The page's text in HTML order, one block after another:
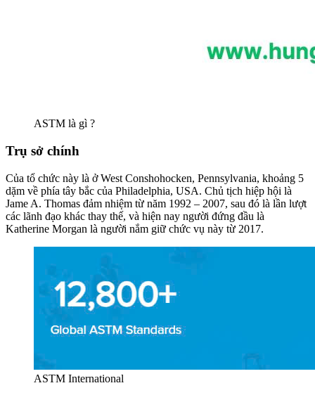
ASTM là gì ?
Trụ sở chính
Của tổ chức này là ở West Conshohocken, Pennsylvania, khoảng 5
dặm về phía tây bắc của Philadelphia, USA. Chủ tịch hiệp hội là
Jame A. Thomas đảm nhiệm từ năm 1992 – 2007, sau đó là lần lượt
các lãnh đạo khác thay thế, và hiện nay người đứng đầu là
Katherine Morgan là người nắm giữ chức vụ này từ 2017.
ASTM International